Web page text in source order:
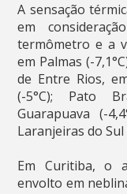
A sensação
em
termômetro e a
em Palmas (-
de Entre Rios,
(-5°C); Pato
Guarapuava (-
Laranjeiras do Sul
Em Curitiba, o
envolto em